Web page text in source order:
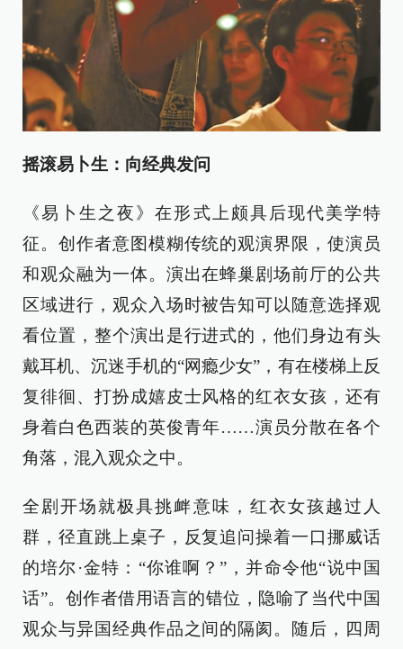
摇滚易卜生：向经典发问
《易卜生之夜》在形式上颇具后现代美学特
征。创作者意图模糊传统的观演界限，使演员
和观众融为一体。演出在蜂巢剧场前厅的公共
区域进行，观众入场时被告知可以随意选择观
看位置，整个演出是行进式的，他们身边有头
戴耳机、沉迷手机的“网瘾少女”，有在楼梯上反
复徘徊、打扮成嬉皮士风格的红衣女孩，还有
身着白色西装的英俊青年……演员分散在各个
角落，混入观众之中。
全剧开场就极具挑衅意味，红衣女孩越过人
群，径直跳上桌子，反复追问操着一口挪威话
的培尔·金特：“你谁啊？”，并命令他“说中国
话”。创作者借用语言的错位，隐喻了当代中国
观众与异国经典作品之间的隔阂。随后，四周